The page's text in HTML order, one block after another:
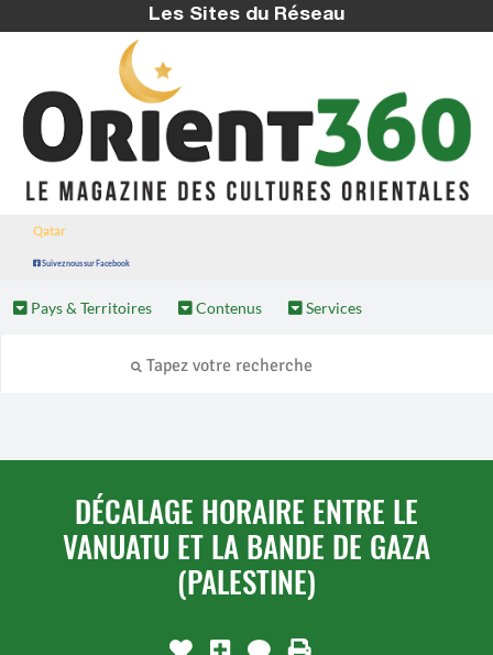
Les Sites du Réseau
Qatar
Suivez nous sur Facebook
Pays & Territoires Contenus Services
DÉCALAGE HORAIRE ENTRE LE
VANUATU ET LA BANDE DE GAZA
(PALESTINE)